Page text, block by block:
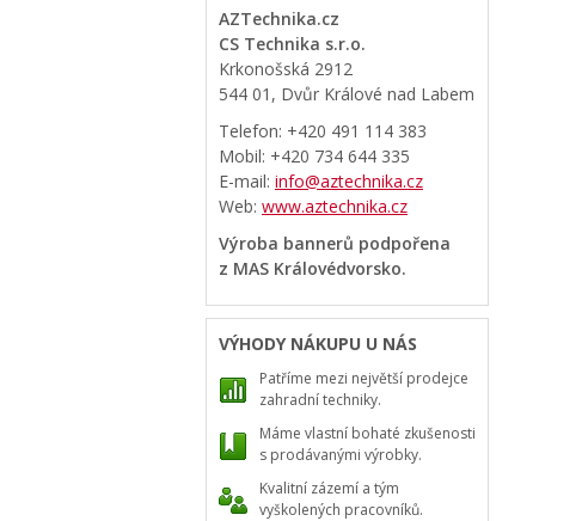
AZTechnika.cz
CS Technika s.r.o.
Krkonošská 2912
544 01, Dvůr Králové nad Labem
Telefon: +420 491 114 383
Mobil: +420 734 644 335
E-mail: info@aztechnika.cz
Web: www.aztechnika.cz
Výroba bannerů podpořena
z MAS Královédvorsko.
VÝHODY NÁKUPU U NÁS
Patříme mezi největší prodejce
zahradní techniky.
Máme vlastní bohaté zkušenosti
s prodávanými výrobky.
Kvalitní zázemí a tým
vyškolených pracovníků.